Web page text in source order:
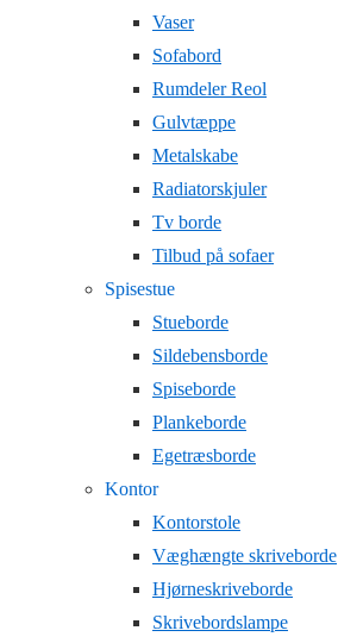
Vaser
Sofabord
Rumdeler Reol
Gulvtæppe
Metalskabe
Radiatorskjuler
Tv borde
Tilbud på sofaer
Spisestue
Stueborde
Sildebensborde
Spiseborde
Plankeborde
Egetræsborde
Kontor
Kontorstole
Væghængte skriveborde
Hjørneskriveborde
Skrivebordslampe